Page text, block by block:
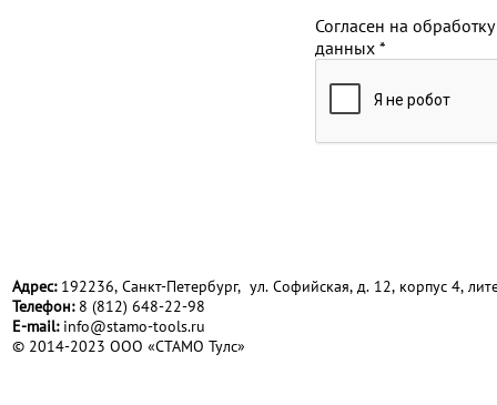
Согласен на обработку
данных *
Адрес:192236, Санкт-Петербург, ул. Софийская, д. 12, корпус 4,
Телефон:8 (812) 648-22-98
Е-mail: info@stamo-tools.ru
© 2014-2023 ООО «СТАМО Тулс»